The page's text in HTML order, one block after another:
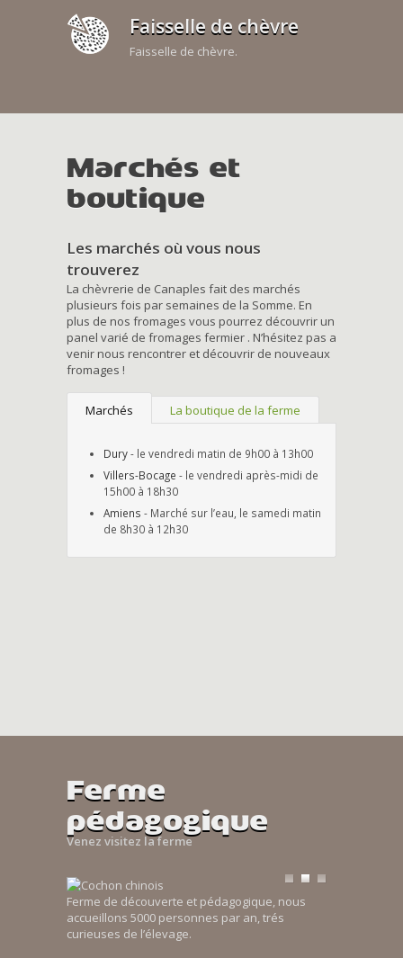
Faisselle de chèvre
Faisselle de chèvre.
Marchés et
boutique
Les marchés où vous nous
trouverez
La chèvrerie de Canaples fait des marchés
plusieurs fois par semaines de la Somme. En
plus de nos fromages vous pourrez découvrir un
panel varié de fromages fermier . N’hésitez pas a
venir nous rencontrer et découvrir de nouveaux
fromages !
Marchés La boutique de la ferme
Dury- le vendredi matin de 9h00 à 13h00
Villers-Bocage - le vendredi après-midi de
15h00 à 18h30
Amiens - Marché sur l’eau, le samedi matin
de 8h30 à 12h30
Ferme
pédagogique
Venez visitez la ferme
Ferme de découverte et pédagogique, nous
accueillons 5000 personnes par an, trés
curieuses de l’élevage.